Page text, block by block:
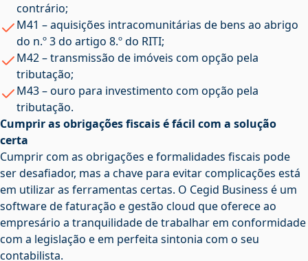
contrário;
M41 – aquisições intracomunitárias de bens ao abrigo
do n.º 3 do artigo 8.º do RITI;
M42 – transmissão de imóveis com opção pela
tributação;
M43 – ouro para investimento com opção pela
tributação.
Cumprir as obrigações fiscais é fácil com a solução
certa
Cumprir com as obrigações e formalidades fiscais pode
ser desafiador, mas a chave para evitar complicações está
em utilizar as ferramentas certas. O Cegid Business é um
software de faturação e gestão cloud que oferece ao
empresário a tranquilidade de trabalhar em conformidade
com a legislação e em perfeita sintonia com o seu
contabilista.